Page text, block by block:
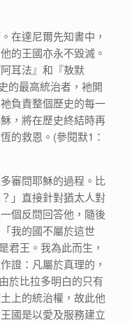
在達尼爾先知書中，
的王國亦永不毀滅。
耳法』和『敖默
的最高統治者，衪開
負責整個歷史的每一
，將在歷史終結時再
的救恩。(參閱默1：
審問耶穌的過程。比
」直接針對猶太人對
個反問回答他，隨後
我的國不屬於這世
君王。我為此而生，
證：凡屬於真理的，
於比拉多明白的只有
上的統治權，故此他
國是以愛及服務建立